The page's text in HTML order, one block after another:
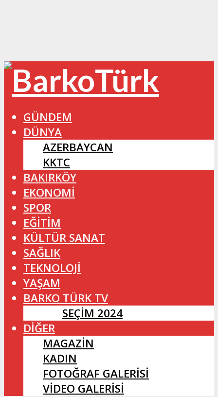
GÜNDEM
DÜNYA
AZERBAYCAN
KKTC
BAKIRKÖY
EKONOMİ
SPOR
EĞİTİM
KÜLTÜR SANAT
SAĞLIK
TEKNOLOJİ
YAŞAM
BARKO TÜRK TV
SEÇIM 2024
DİĞER
MAGAZİN
KADIN
FOTOĞRAF GALERİSİ
VİDEO GALERİSİ